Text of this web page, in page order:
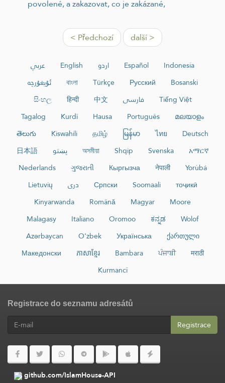
povolené, a zakazovat, co je zakázané,
< Předchozí další >
عربي English اردو Español
Indonesia
ئۇيغۇرچە
বাংলা Türkçe Русский
Bosanski
සිංහල
हिन्दी 中文 فارسی
Tiếng Việt
Tagalog
Kurdî Hausa Português
മലയാളം
తెలుగు
Kiswahili தமிழ் မြန်မာ ไทย
Deutsch
日本語
پښتو অসমীয়া Shqip Svenska
አማርኛ
Nederlands
ગુજરાતી Кыргызча नेपाली
Yorùbá
Lietuvių
دری Српски Soomaali
тоҷикӣ
Kinyarwanda
Română Magyar
Moore
Malagasy
Italiano Oromoo ಕನ್ನಡ
Wolof
Azərbaycan
O‘zbek Українська
ქართული
Македонски
ភាសាខ្មែរ Bambara ਪੰਜਾਬੀ
मराठी
Kurmancî
Registrace do seznamu adresátů
Registrace
github.com/IslamHouse-API